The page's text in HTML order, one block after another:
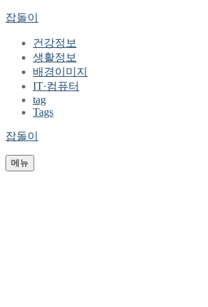
콘
메
닫
잡돌이
건강정보
생활정보
배경이미지
IT·컴퓨터
tag
Tags
잡돌이
메뉴